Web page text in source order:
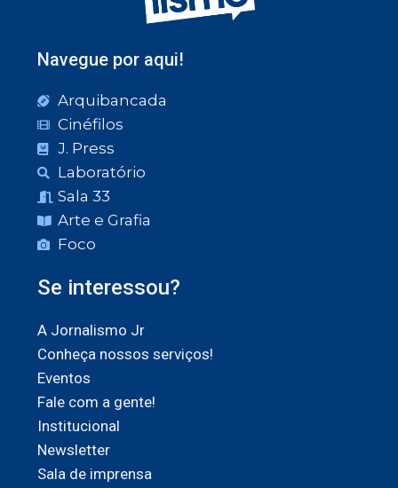
Navegue por aqui!
Arquibancada
Cinéfilos
J. Press
Laboratório
Sala 33
Arte e Grafia
Foco
Se interessou?
A Jornalismo Jr
Conheça nossos serviços!
Eventos
Fale com a gente!
Institucional
Newsletter
Sala de imprensa